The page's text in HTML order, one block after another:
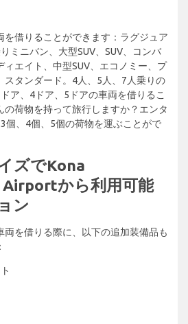
を借りることができます：ラグジュア
ミニバン、大型SUV、SUV、コンバ
ィエイト、中型SUV、エコノミー、プ
スタンダード。4人、5人、7人乗りの
ア、4ドア、5ドアの車両を借りるこ
の荷物を持って旅行しますか？エンタ
個、4個、5個の荷物を運ぶことがで
ズでKona
から利用可能
ン
両を借りる際に、以下の追加装備品も